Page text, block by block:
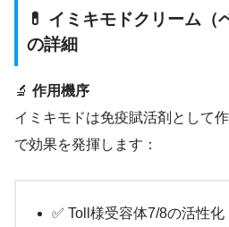
💊 イミキモドクリーム（
の詳細
🔬 作用機序
イミキモドは免疫賦活剤として
で効果を発揮します：
✅ Toll様受容体7/8の活性化